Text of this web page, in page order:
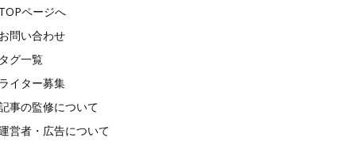
TOPページへ
お問い合わせ
タグ一覧
ライター募集
事の監修について
営者・広告について